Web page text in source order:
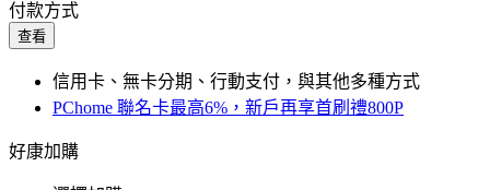
付款方式
查看
信用卡、無卡分期、行動支付，與其他多種方式
PChome 聯名卡最高6%，新戶再享首刷禮800P
好康加購